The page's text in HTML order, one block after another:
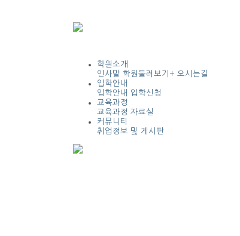
학원소개
인사말 학원둘러보기+ 오시는길
입학안내
입학안내
입학신청
교육과정
교육과정 자료실
커뮤니티
취업정보 및 게시판